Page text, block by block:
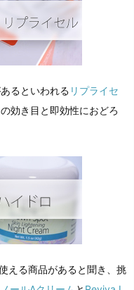
るといわれる リプライセ
効き目と即効性におどろ
える商品があると聞き、挑